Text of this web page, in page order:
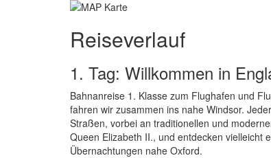
Reiseverlauf
1. Tag: Willkommen in
Bahnanreise 1. Klasse zum Flughafen und
fahren wir zusammen ins nahe Windsor.
Straßen, vorbei an traditionellen und
Queen Elizabeth II., und entdecken vielleicht
Übernachtungen nahe Oxford.